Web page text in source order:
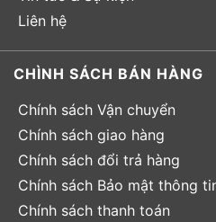
Liên hệ
CHÌNH SÁCH BÁN HÀNG
Chính sách Vận chuyển
Chính sách giao hàng
Chính sách đổi trả hàng
Chính sách Bảo mật thông
Chính sách thanh toán